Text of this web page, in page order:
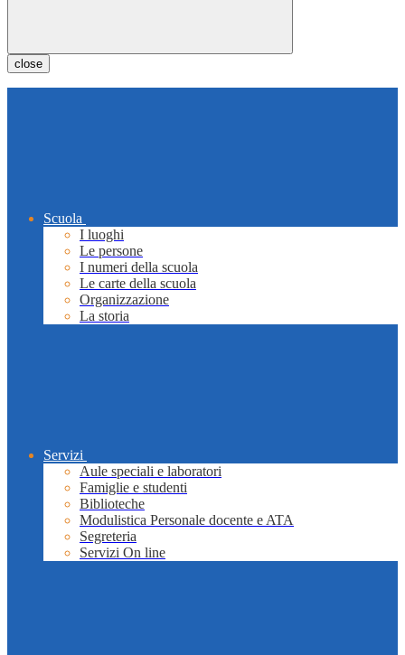
close
Scuola
I luoghi
Le persone
I numeri della scuola
Le carte della scuola
Organizzazione
La storia
Servizi
Aule speciali e laboratori
Famiglie e studenti
Biblioteche
Modulistica Personale docente e ATA
Segreteria
Servizi On line